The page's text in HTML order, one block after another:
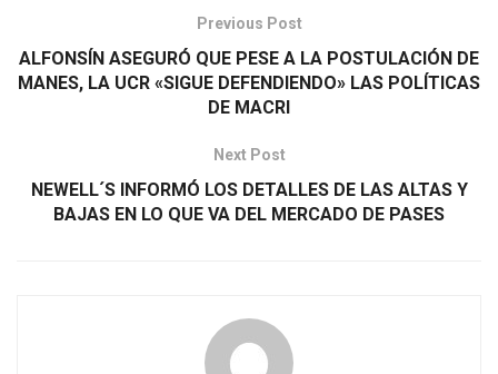
Previous Post
ALFONSÍN ASEGURÓ QUE PESE A LA POSTULACIÓN DE
MANES, LA UCR «SIGUE DEFENDIENDO» LAS POLÍTICAS
DE MACRI
Next Post
NEWELL´S INFORMÓ LOS DETALLES DE LAS ALTAS Y
BAJAS EN LO QUE VA DEL MERCADO DE PASES